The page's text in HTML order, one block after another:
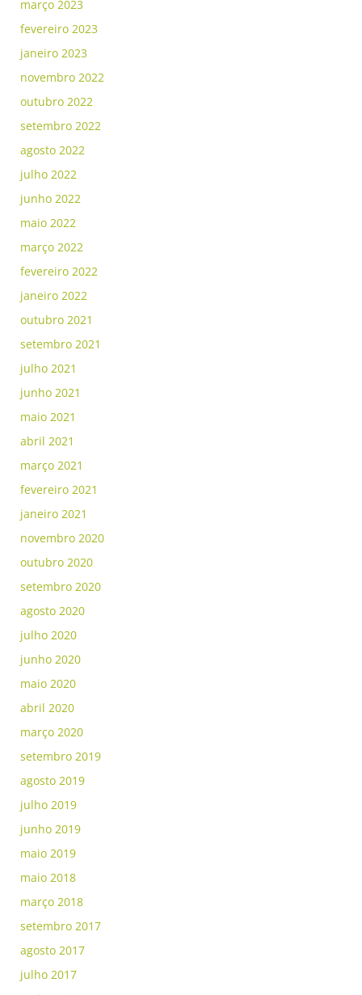
março 2023
fevereiro 2023
janeiro 2023
novembro 2022
outubro 2022
setembro 2022
agosto 2022
julho 2022
junho 2022
maio 2022
março 2022
fevereiro 2022
janeiro 2022
outubro 2021
setembro 2021
julho 2021
junho 2021
maio 2021
abril 2021
março 2021
fevereiro 2021
janeiro 2021
novembro 2020
outubro 2020
setembro 2020
agosto 2020
julho 2020
junho 2020
maio 2020
abril 2020
março 2020
setembro 2019
agosto 2019
julho 2019
junho 2019
maio 2019
maio 2018
março 2018
setembro 2017
agosto 2017
julho 2017